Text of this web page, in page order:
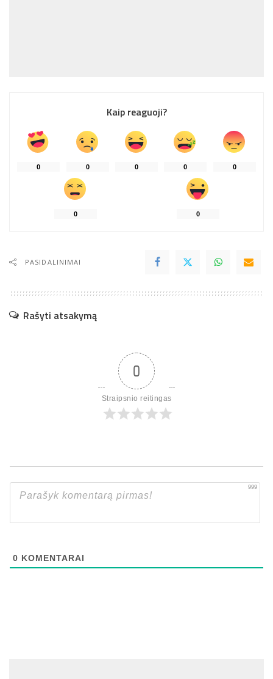
Kaip reaguoji?
0 0 0 0 0
0 0
PASIDALINIMAI
Rašyti atsakymą
0
Straipsnio reitingas
999
0 KOMENTARAI